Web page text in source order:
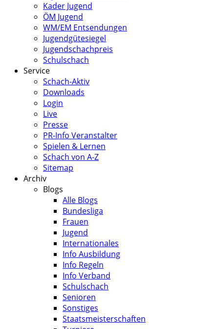
Kader Jugend
ÖM Jugend
WM/EM Entsendungen
Jugendgütesiegel
Jugendschachpreis
Schulschach
Service
Schach-Aktiv
Downloads
Login
Live
Presse
PR-Info Veranstalter
Spielen & Lernen
Schach von A-Z
Sitemap
Archiv
Blogs
Alle Blogs
Bundesliga
Frauen
Jugend
Internationales
Info Ausbildung
Info Regeln
Info Verband
Schulschach
Senioren
Sonstiges
Staatsmeisterschaften